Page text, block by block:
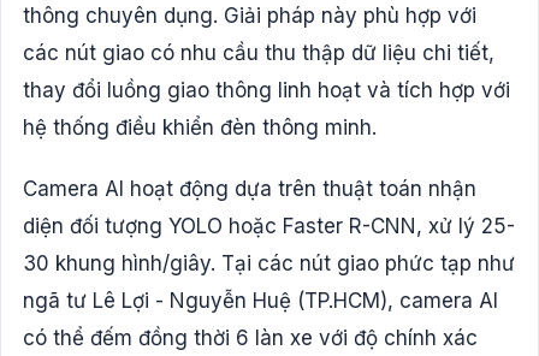
thông chuyên dụng. Giải pháp này phù hợp với
các nút giao có nhu cầu thu thập dữ liệu chi tiết,
thay đổi luồng giao thông linh hoạt và tích hợp với
hệ thống điều khiển đèn thông minh.
Camera AI hoạt động dựa trên thuật toán nhận
diện đối tượng YOLO hoặc Faster R-CNN, xử lý 25-
30 khung hình/giây. Tại các nút giao phức tạp như
ngã tư Lê Lợi - Nguyễn Huệ (TP.HCM), camera AI
có thể đếm đồng thời 6 làn xe với độ chính xác